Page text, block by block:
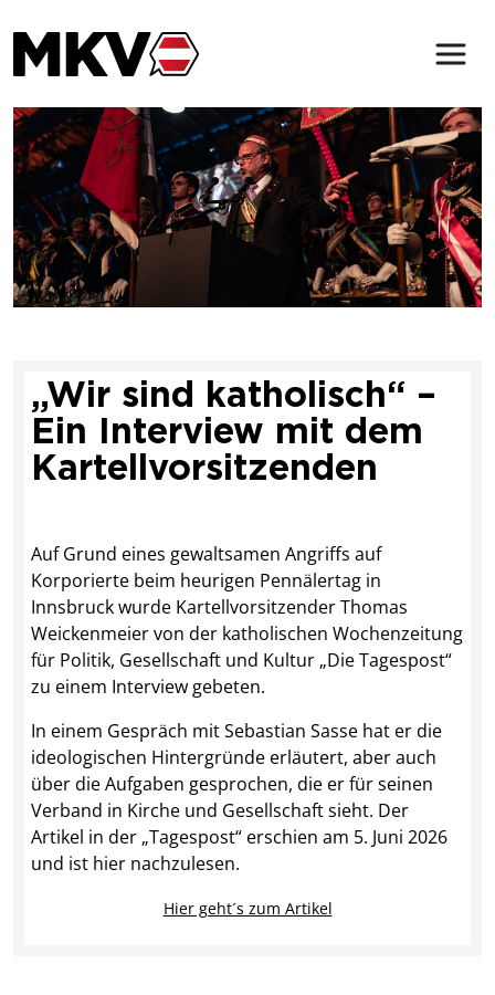
Zum Inhalt der Seite springen
Der MKV
Verbindungen
Magazin
Service & Kontakt
(öffnet in neuem Tab)
„Wir sind katholisch“ –
Ein Interview mit dem
Kartellvorsitzenden
Auf Grund eines gewaltsamen Angriffs auf
Korporierte beim heurigen Pennälertag in
Innsbruck wurde Kartellvorsitzender Thomas
Weickenmeier von der katholischen Wochenzeitung
für Politik, Gesellschaft und Kultur „Die Tagespost“
zu einem Interview gebeten.
In einem Gespräch mit Sebastian Sasse hat er die
ideologischen Hintergründe erläutert, aber auch
über die Aufgaben gesprochen, die er für seinen
Verband in Kirche und Gesellschaft sieht. Der
Artikel in der „Tagespost“ erschien am 5. Juni 2026
und ist hier nachzulesen.
Hier geht´s zum Artikel